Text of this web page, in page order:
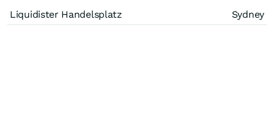
Liquidister Handelsplatz Sydney